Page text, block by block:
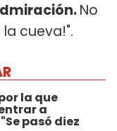
No
cueva!".
la que
a
pasó diez